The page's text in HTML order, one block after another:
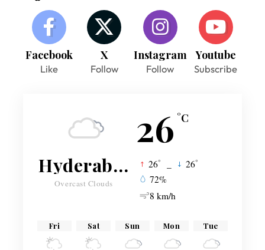
Facebook
Like
X
Follow
Instagram
Follow
Youtube
Subscribe
26 °C
Hyderabad
Overcast Clouds
26° 26°
72%
8 km/h
Fri Sat Sun Mon Tue